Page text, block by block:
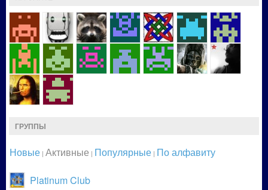
ГРУППЫ
Новые | Активные | Популярные | По алфавиту
Platinum Club